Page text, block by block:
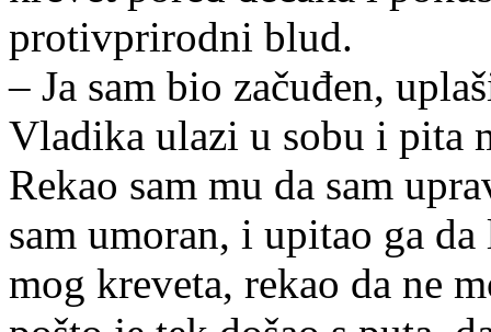
protivprirodni blud.
– Ja sam bio začuđen,
Vladika ulazi u sobu i pita
Rekao sam mu da sam
sam umoran, i upitao ga
mog kreveta, rekao da ne